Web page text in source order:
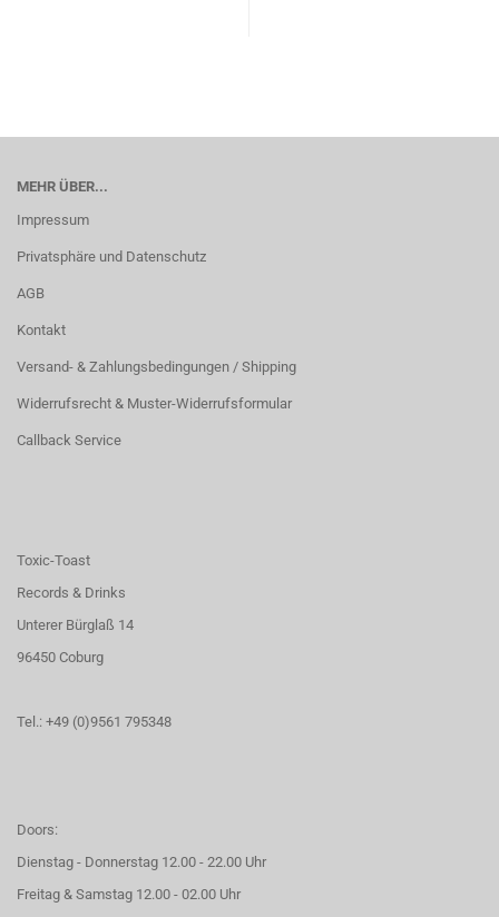
MEHR ÜBER...
Impressum
Privatsphäre und Datenschutz
AGB
Kontakt
Versand- & Zahlungsbedingungen / Shipping
Widerrufsrecht & Muster-Widerrufsformular
Callback Service
Toxic-Toast
Records & Drinks
Unterer Bürglaß 14
96450 Coburg
Tel.: +49 (0)9561 795348
Doors:
Dienstag - Donnerstag 12.00 - 22.00 Uhr
Freitag & Samstag 12.00 - 02.00 Uhr